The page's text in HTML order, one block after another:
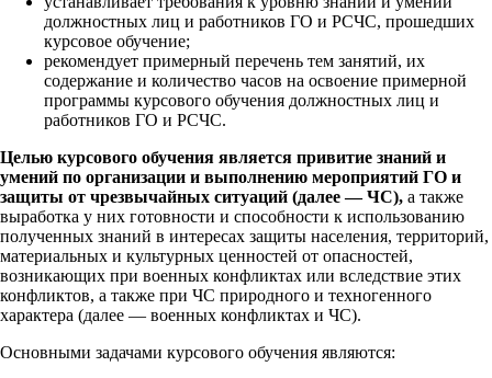
должностных лиц и работников ГО и РСЧС, прошедших
курсовое обучение;
рекомендует примерный перечень тем занятий, их
содержание и количество часов на освоение примерной
программы курсового обучения должностных лиц и
работников ГО и РСЧС.
Целью курсового обучения является привитие знаний и
умений по организации и выполнению мероприятий ГО и
защиты от чрезвычайных ситуаций (далее — ЧС), а также
выработка у них готовности и способности к использованию
полученных знаний в интересах защиты населения, территорий,
материальных и культурных ценностей от опасностей,
возникающих при военных конфликтах или вследствие этих
конфликтов, а также при ЧС природного и техногенного
характера (далее — военных конфликтах и ЧС).
Основными задачами курсового обучения являются: